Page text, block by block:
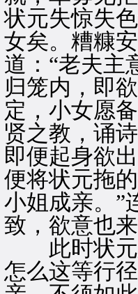
状元失惊失
女矣。糟糠
道：“老夫主
归笼内，即
定，小女愿
贤之教，诵
即便起身欲
便将状元拖
小姐成亲。”
致，欲意也来
此时状元
怎么这等行